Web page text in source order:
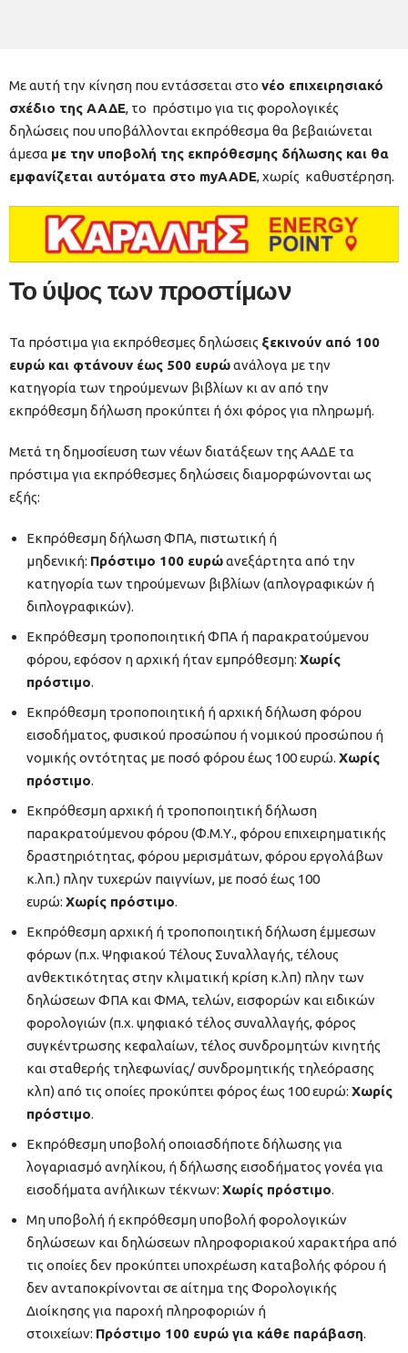
Με αυτή την κίνηση που εντάσσεται στο νέο επιχειρησιακό
σχέδιο της ΑΑΔΕ, το πρόστιμο για τις φορολογικές
δηλώσεις που υποβάλλονται εκπρόθεσμα θα βεβαιώνεται
άμεσα με την υποβολή της εκπρόθεσμης δήλωσης και θα
εμφανίζεται αυτόματα στο myAADE, χωρίς καθυστέρηση.
Το ύψος των προστίμων
Τα πρόστιμα για εκπρόθεσμες δηλώσεις ξεκινούν από 100
ευρώ και φτάνουν έως 500 ευρώανάλογα με την
κατηγορία των τηρούμενων βιβλίων κι αν από την
εκπρόθεσμη δήλωση προκύπτει ή όχι φόρος για πληρωμή.
Μετά τη δημοσίευση των νέων διατάξεων της ΑΑΔΕ τα
πρόστιμα για εκπρόθεσμες δηλώσεις διαμορφώνονται ως
εξής:
Εκπρόθεσμη δήλωση ΦΠΑ, πιστωτική ή
μηδενική: Πρόστιμο 100 ευρώανεξάρτητα από την
κατηγορία των τηρούμενων βιβλίων (απλογραφικών ή
διπλογραφικών).
Εκπρόθεσμη τροποποιητική ΦΠΑ ή παρακρατούμενου
φόρου, εφόσον η αρχική ήταν εμπρόθεσμη: Χωρίς
πρόστιμο.
Εκπρόθεσμη τροποποιητική ή αρχική δήλωση φόρου
εισοδήματος, φυσικού προσώπου ή νομικού προσώπου ή
νομικής οντότητας με ποσό φόρου έως 100 ευρώ. Χωρίς
πρόστιμο.
Εκπρόθεσμη αρχική ή τροποποιητική δήλωση
παρακρατούμενου φόρου (Φ.Μ.Υ., φόρου επιχειρηματικής
δραστηριότητας, φόρου μερισμάτων, φόρου εργολάβων
κ.λπ.) πλην τυχερών παιγνίων, με ποσό έως 100
ευρώ: Χωρίς πρόστιμο.
Εκπρόθεσμη αρχική ή τροποποιητική δήλωση έμμεσων
φόρων (π.χ. Ψηφιακού Τέλους Συναλλαγής, τέλους
ανθεκτικότητας στην κλιματική κρίση κ.λπ) πλην των
δηλώσεων ΦΠΑ και ΦΜΑ, τελών, εισφορών και ειδικών
φορολογιών (π.χ. ψηφιακό τέλος συναλλαγής, φόρος
συγκέντρωσης κεφαλαίων, τέλος συνδρομητών κινητής
και σταθερής τηλεφωνίας/ συνδρομητικής τηλεόρασης
κλπ) από τις οποίες προκύπτει φόρος έως 100 ευρώ: Χωρίς
πρόστιμο.
Εκπρόθεσμη υποβολή οποιασδήποτε δήλωσης για
λογαριασμό ανηλίκου, ή δήλωσης εισοδήματος γονέα για
εισοδήματα ανήλικων τέκνων: Χωρίς πρόστιμο.
Μη υποβολή ή εκπρόθεσμη υποβολή φορολογικών
δηλώσεων και δηλώσεων πληροφοριακού χαρακτήρα από
τις οποίες δεν προκύπτει υποχρέωση καταβολής φόρου ή
δεν ανταποκρίνονται σε αίτημα της Φορολογικής
Διοίκησης για παροχή πληροφοριών ή
στοιχείων: Πρόστιμο 100 ευρώ για κάθε παράβαση.